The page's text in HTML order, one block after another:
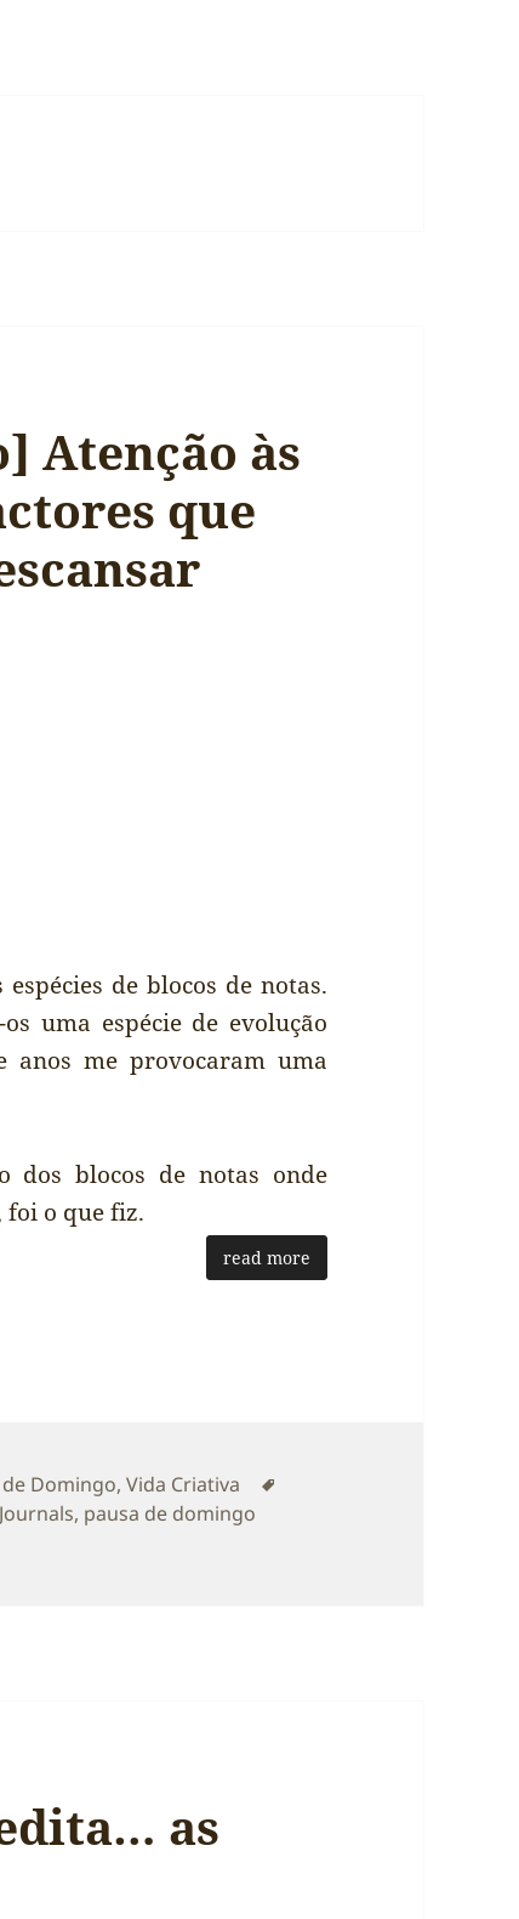
Atenção às
que
de blocos de notas.
uma espécie de evolução
anos me provocaram uma
dos blocos de notas onde
foi o que fiz.
read more
de Domingo,Vida Criativa
Journals, pausa de domingo
as